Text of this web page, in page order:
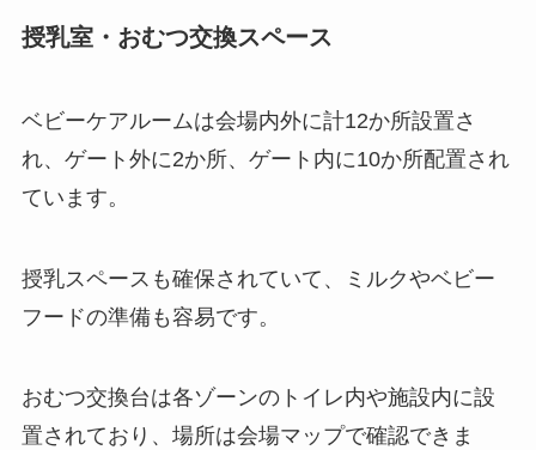
授乳室・おむつ交換スペース
ベビーケアルームは会場内外に計12か所設置さ
れ、ゲート外に2か所、ゲート内に10か所配置され
ています。
授乳スペースも確保されていて、ミルクやベビー
フードの準備も容易です。
おむつ交換台は各ゾーンのトイレ内や施設内に設
置されており、場所は会場マップで確認できま